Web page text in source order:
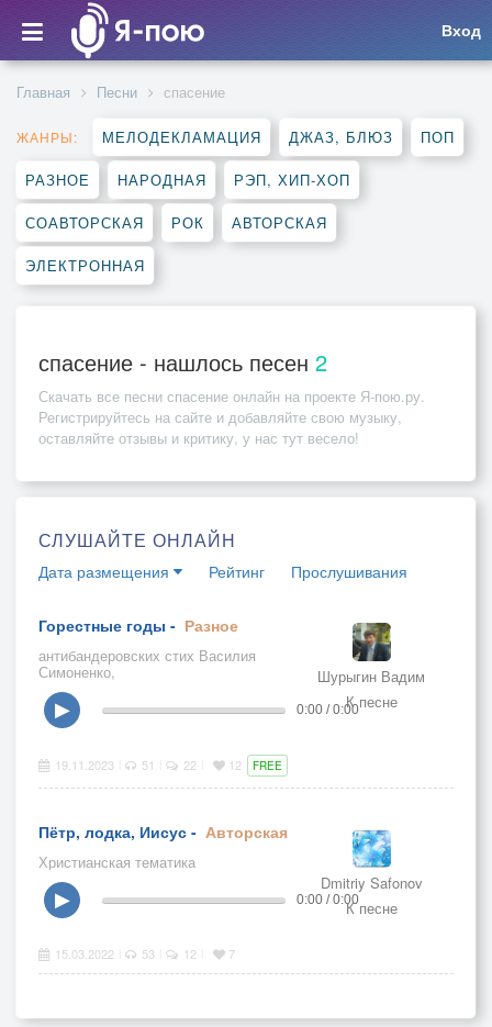
Вход
Главная Песни спасение
ЖАНРЫ: МЕЛОДЕКЛАМАЦИЯ ДЖАЗ, БЛЮЗ ПОП
РАЗНОЕ НАРОДНАЯ РЭП, ХИП-ХОП
СОАВТОРСКАЯ РОК АВТОРСКАЯ
ЭЛЕКТРОННАЯ
спасение - нашлось песен 2
Скачать все песни спасение онлайн на проекте Я-пою.ру.
Регистрируйтесь на сайте и добавляйте свою музыку,
оставляйте отзывы и критику, у нас тут весело!
СЛУШАЙТЕ ОНЛАЙН
Дата размещения Рейтинг Прослушивания
Горестные годы - Разное
антибандеровских стих Василия
Симоненко,
Шурыгин Вадим
К песне
▶ 0:00 / 0:00
19.11.2023 51 22 12 FREE
Пётр, лодка, Иисус - Авторская
Христианская тематика
Dmitriy Safonov
К песне
▶ 0:00 / 0:00
15.03.2022 53 12 7